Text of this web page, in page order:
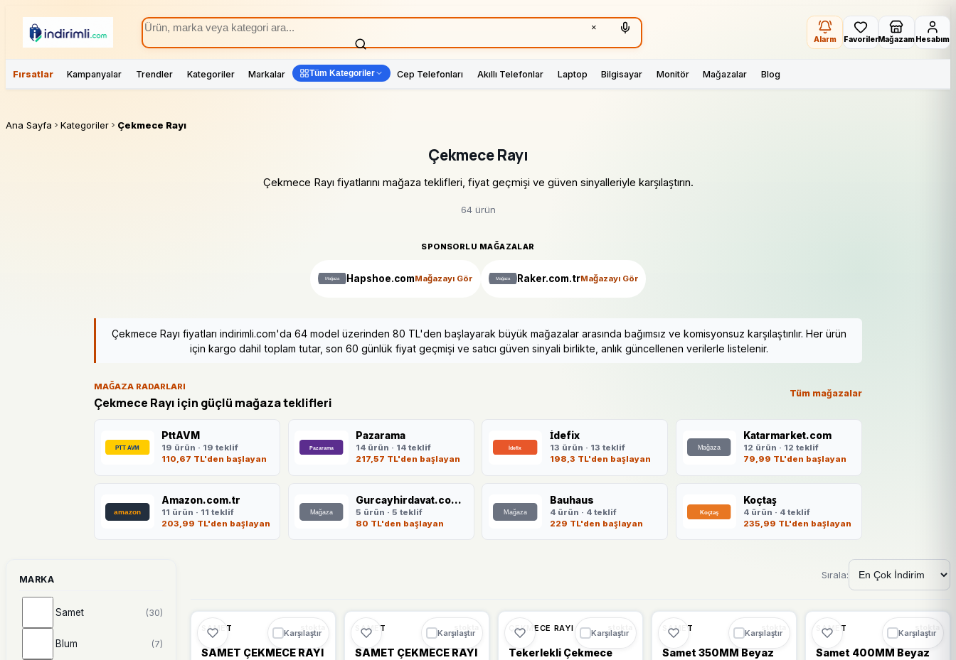
×
Alarm FavorilerMağazamHesabım
Fırsatlar Kampanyalar Trendler Kategoriler Markalar Tüm Kategoriler Cep Telefonları Akıllı Telefonlar Laptop Bilgisayar Monitör Mağazalar Blog
Ana Sayfa Kategoriler Çekmece Rayı
Çekmece Rayı
Çekmece Rayı fiyatlarını mağaza teklifleri, fiyat geçmişi ve güven sinyalleriyle karşılaştırın.
64 ürün
SPONSORLU MAĞAZALAR
Hapshoe.comMağazayı Gör Raker.com.trMağazayı Gör
Çekmece Rayı fiyatları indirimli.com'da 64 model üzerinden 80 TL'den başlayarak büyük mağazalar arasında bağımsız ve komisyonsuz karşılaştırılır. Her ürün
için kargo dahil toplam tutar, son 60 günlük fiyat geçmişi ve satıcı güven sinyali birlikte, anlık güncellenen verilerle listelenir.
MAĞAZA RADARLARI
Çekmece Rayı için güçlü mağaza teklifleri
Tüm mağazalar
PttAVM
19 ürün · 19 teklif
110,67 TL'den başlayan
Pazarama
14 ürün · 14 teklif
217,57 TL'den başlayan
İdefix
13 ürün · 13 teklif
198,3 TL'den başlayan
Katarmarket.com
12 ürün · 12 teklif
79,99 TL'den başlayan
Amazon.com.tr
11 ürün · 11 teklif
203,99 TL'den başlayan
Gurcayhirdavat.com.tr
5 ürün · 5 teklif
80 TL'den başlayan
Bauhaus
4 ürün · 4 teklif
229 TL'den başlayan
Koçtaş
4 ürün · 4 teklif
235,99 TL'den başlayan
MARKA
Samet (30)
Blum (7)
Sırala:
Karşılaştır
%61 🔥
SAMET
SAMET ÇEKMECE RAYI
Karşılaştır
%59 🔥
SAMET
SAMET ÇEKMECE RAYI
Karşılaştır
%68 🔥
ÇEKMECE RAYI
Tekerlekli Çekmece
Karşılaştır
%20 🔥
SAMET
Samet 350MM Beyaz
Karşılaştır
%20 🔥
SAMET
Samet 400MM Beyaz